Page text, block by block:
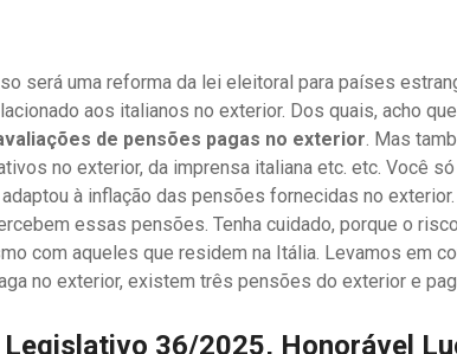
será uma reforma da lei eleitoral para países
aos italianos no exterior. Dos quais, acho
de pensões pagas no exterior. Mas
no exterior, da imprensa italiana etc. etc. Você
à inflação das pensões fornecidas no
essas pensões. Tenha cuidado, porque o
com aqueles que residem na Itália. Levamos em
no exterior, existem três pensões do exterior e
36/2025, Honorável